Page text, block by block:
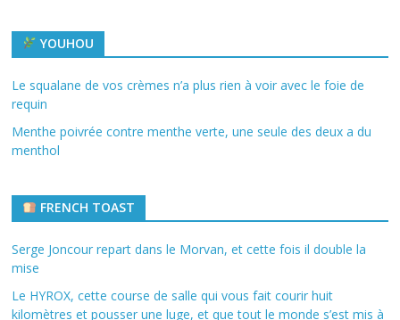
YOUHOU
Le squalane de vos crèmes n’a plus rien à voir avec le foie de
requin
Menthe poivrée contre menthe verte, une seule des deux a du
menthol
FRENCH TOAST
Serge Joncour repart dans le Morvan, et cette fois il double la
mise
Le HYROX, cette course de salle qui vous fait courir huit
kilomètres et pousser une luge, et que tout le monde s’est mis à